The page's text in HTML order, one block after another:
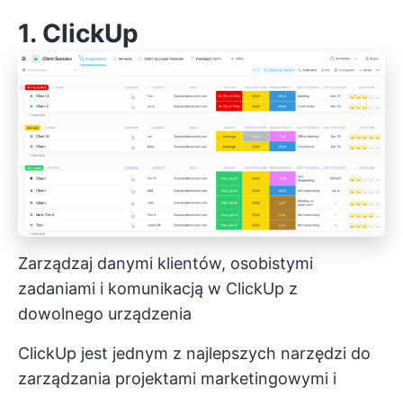
1. ClickUp
Zarządzaj danymi klientów, osobistymi
zadaniami i komunikacją w ClickUp z
dowolnego urządzenia
ClickUp jest jednym z najlepszych narzędzi do
zarządzania projektami marketingowymi i